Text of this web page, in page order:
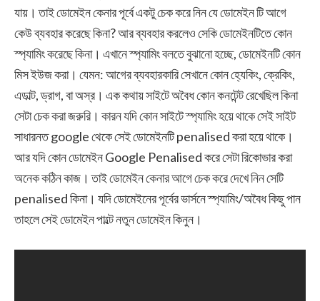
যায়। তাই ডোমেইন কেনার পূর্বে একটু চেক করে নিন যে ডোমেইন টি আগে
কেউ ব্যবহার করেছে কিনা? আর ব্যবহার করলেও সেকি ডোমেইনটিতে কোন
স্প্যামিং করেছে কিনা। এখানে স্প্যামিং বলতে বুঝানো হচ্ছে, ডোমেইনটি কোন
মিস ইউজ করা। যেমন: আগের ব্যবহারকারি সেখানে কোন হ্যেকিং, ক্রেকিং,
এডাল্ট, ড্রাগ, বা অস্র। এক কথায় সাইটে অবৈধ কোন কনটেন্ট রেখেছিল কিনা
সেটা চেক করা জরুরি। কারন যদি কোন সাইটে স্প্যামিং হয়ে থাকে সেই সাইট
সাধারনত google থেকে সেই ডোমেইনটি penalised করা হয়ে থাকে।
আর যদি কোন ডোমেইন Google Penalised করে সেটা রিকোভার করা
অনেক কঠিন কাজ। তাই ডোমেইন কেনার আগে চেক করে দেখে নিন সেটি
penalised কিনা। যদি ডোমেইনের পূর্বের ভার্সনে স্প্যামিং/অবৈধ কিছু পান
তাহলে সেই ডোমেইন পাল্টে নতুন ডোমেইন কিনুন।